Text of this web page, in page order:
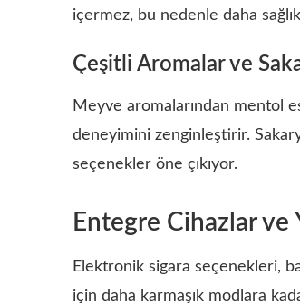
içermez, bu nedenle daha
Çeşitli Aromalar ve
Meyve aromalarından mentol
deneyimini zenginleştirir.
seçenekler öne çıkıyor.
Entegre Cihazlar ve
Elektronik sigara seçenekleri,
için daha karmaşık modlara